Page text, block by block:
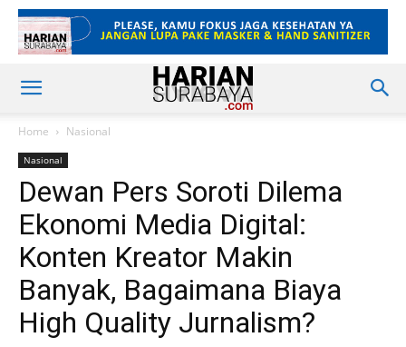
Home Nasional
Nasional
‎Dewan Pers Soroti Dilema
Ekonomi Media Digital:
Konten Kreator Makin
Banyak, Bagaimana Biaya
High Quality Jurnalism?